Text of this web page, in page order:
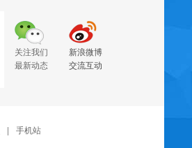
关注我们
最新动态
新浪微博
交流互动
|
手机站